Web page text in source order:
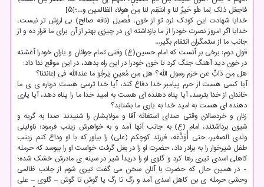
فاجعَل ذلک لِما هُو خَیرٌ لنا و انتَقِم لنا مِن هولاء الظالمین و...؛[۵]
خدایا شهادت این کودک نزد تو از خون، فُصیل (ناقه صالح) بی ارزش تر نیست،
خدایا اگر امروز نصرت خودرا از ما بازداشته ای در چیزی بهتر از آن برای ما قرار ده و از
جانب ما از ستمگران انتقام بگیر...
قول دوم: برخی بر آنست که امام حسین(ع) وقتی تمام جوانان و یاران خودرا آغشته
در خون دید آهنگ جنگ کرد تا خون خودرا در این راه بدهد، در این موقع ندا داد:
هل مِن ذابٍّ عن حَرَمِ رسول الله؟ هل مِن مُعینٍ یَرجُو ما عندالله فی إعانتنا؟
آیا کسی هست از حرم پیامبر خدا دفاع کند، آیا خدا ترسی هست درباره ی ی ما
خاندان از خدا بترسد، آیا پناه دهنده ای هست به امید خدا ما را پناه دهد، آیا یاری
دهنده ای هست به امید خدا به یاری ما بشتابد؟
زنان و خردسالان وقتی صدای استغاثه آقا و مولایشان را شنیدند صدا به گریه و
شیون برداشتند، امام (ع) به جانب آنها آمد و به خواهرش زینب فرمود: ناولینی
ولدی الصغیر، حتی أُوَدَّعَه، فرزند کوچکم (علی) را بیاور که با او وداع کنم زینب
طفل شیرخوار را به برادر داد، حضرت او را در بغل گرفت خواست او را ببوسد که حرمله
کاهلی اسدی تیری رها کرد و گلوی او را درید! شیر در سینه ی مادرش خشک شده؛
- در همین حال که حضرت با آنان سخن می گفت تیری شوم از جانب ظالمی
وحشی حرمله ی بن کاهل اسدی آمد و رگ تا رگ یا گوش تا گوش – گلوی – علی